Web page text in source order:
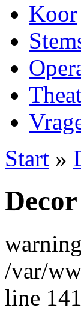
Koor
Start »
/var/
line